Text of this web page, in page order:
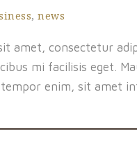
, news
amet, consectetur
mi facilisis eget.
enim, sit amet